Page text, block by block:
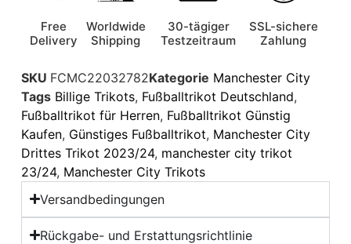
Free
Delivery
Worldwide
Shipping
30-tägiger
Testzeitraum
SSL-sichere
Zahlung
SKU FCMC22032782Kategorie Manchester City
Tags Billige Trikots, Fußballtrikot Deutschland,
Fußballtrikot für Herren, Fußballtrikot Günstig
Kaufen, Günstiges Fußballtrikot, Manchester City
Drittes Trikot 2023/24, manchester city trikot
23/24, Manchester City Trikots
Versandbedingungen
Rückgabe- und Erstattungsrichtlinie